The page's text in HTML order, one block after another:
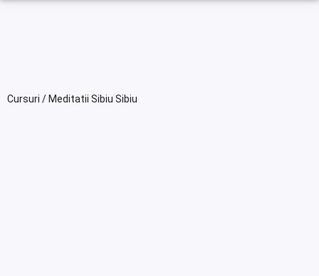
Cursuri / Meditatii Sibiu Sibiu